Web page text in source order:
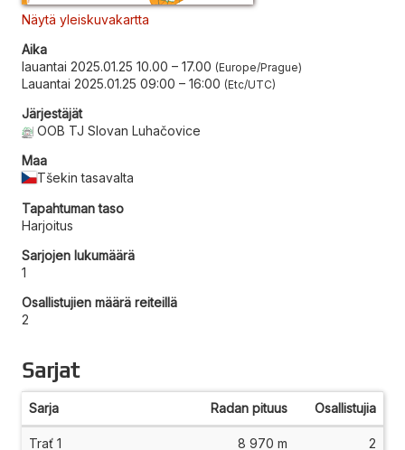
Näytä yleiskuvakartta
Aika
lauantai 2025.01.25 10.00 – 17.00 Europe/Prague
Lauantai 2025.01.25 09:00 – 16:00 Etc/UTC
Järjestäjät
OOB TJ Slovan Luhačovice
Maa
Tšekin tasavalta
Tapahtuman taso
Harjoitus
Sarjojen lukumäärä
1
Osallistujien määrä reiteillä
2
Sarjat
Sarja Radan pituus Osallistujia
Trať 1 8 970 m 2